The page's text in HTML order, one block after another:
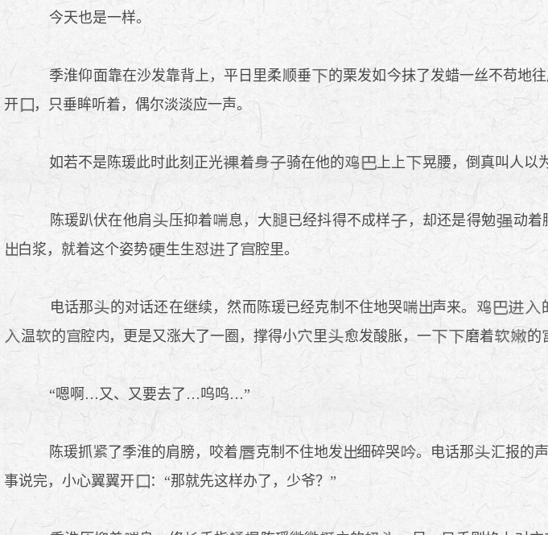
今天也是一样。
季淮仰面靠在沙发靠背上，平日里柔顺垂 的栗发如今抹了发蜡一丝不苟地往
开
，只垂眸听着，偶尔淡淡应一声。
如若不是陈瑗此时此刻正光 着 骑在他的 上上 晃腰，倒真叫人以
陈瑗趴伏在他肩 压抑着 息，大 已经抖得不成样 ，却还是得勉 动着
白浆，就着这个姿势
生生怼 了 腔里。
电话那 的对话还在继续，然而陈瑗已经克制不住地哭 声来。
温
的 腔 ，更是又涨大了一圈，撑得小 里 愈发酸胀，一 磨着 的
“嗯啊…又、又要去了…呜呜…”
陈瑗抓 了季淮的肩膀，咬着 克制不住地发 细碎哭 。电话那 汇报的
事说完，小心翼翼开
：“那就先这样办了，少爷？”